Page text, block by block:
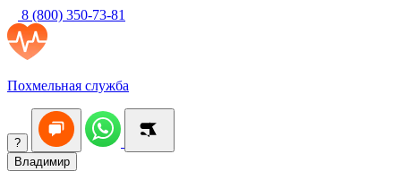
8 (800) 350-73-81
Похмельная служба
?
Владимир